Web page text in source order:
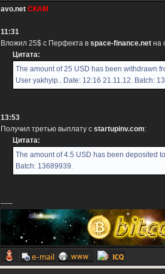
avo.net СКАМ
11:31
Вложил 25$ c Перфекта в space-finance.net на
Цитата:
The amount of 25 USD has been withdrawn
User yakhyip.. Date: 12:16 21.11.12. Batch:
13:53
Получил третью выплату с startupinv.com:
Цитата:
The amount of 4.5 USD has been deposited
Batch: 13689939.
-----